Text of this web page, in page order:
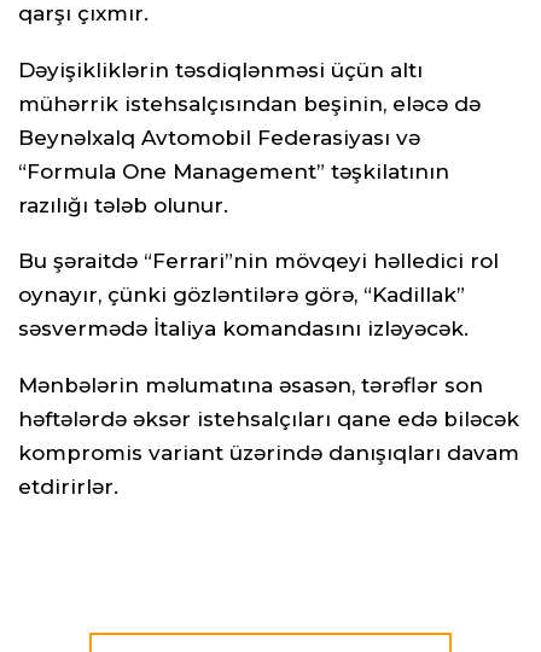
qarşı çıxmır.
Dəyişikliklərin təsdiqlənməsi üçün altı
mühərrik istehsalçısından beşinin, eləcə də
Beynəlxalq Avtomobil Federasiyası və
“Formula One Management” təşkilatının
razılığı tələb olunur.
Bu şəraitdə “Ferrari”nin mövqeyi həlledici rol
oynayır, çünki gözləntilərə görə, “Kadillak”
səsvermədə İtaliya komandasını izləyəcək.
Mənbələrin məlumatına əsasən, tərəflər son
həftələrdə əksər istehsalçıları qane edə biləcək
kompromis variant üzərində danışıqları davam
etdirirlər.